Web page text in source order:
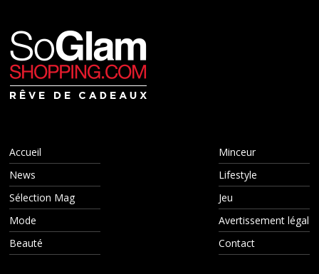
Accueil
News
Sélection Mag
Mode
Beauté
Minceur
Lifestyle
Jeu
Avertissement légal
Contact